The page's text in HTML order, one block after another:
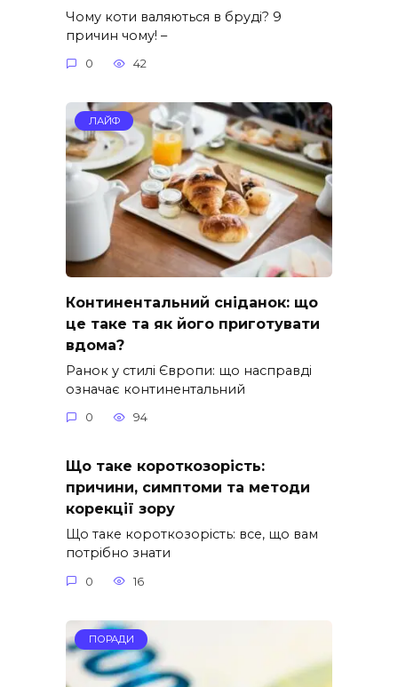
Чому коти валяються в бруді? 9
причин чому! –
0 42
ЛАЙФ
Континентальний сніданок: що
це таке та як його приготувати
вдома?
Ранок у стилі Європи: що насправді
означає континентальний
0 94
Що таке короткозорість:
причини, симптоми та методи
корекції зору
Що таке короткозорість: все, що вам
потрібно знати
0 16
ПОРАДИ